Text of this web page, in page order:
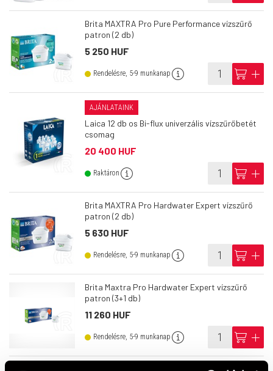
Brita MAXTRA Pro Pure Performance vízszűrő
patron (2 db)
5 250 HUF
Rendelésre, 5-9 munkanap info cart add
AJÁNLATAINK
Laica 12 db os Bi-flux univerzális vízszűrőbetét
csomag
20 400 HUF
Raktáron info cart add
Brita MAXTRA Pro Hardwater Expert vízszűrő
patron (2 db)
5 630 HUF
Rendelésre, 5-9 munkanap info cart add
Brita Maxtra Pro Hardwater Expert vízszűrő
patron (3+1 db)
11 260 HUF
Rendelésre, 5-9 munkanap info cart add